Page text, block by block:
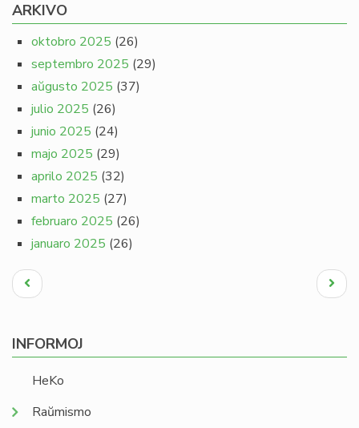
ARKIVO
oktobro 2025 (26)
septembro 2025 (29)
aŭgusto 2025 (37)
julio 2025 (26)
junio 2025 (24)
majo 2025 (29)
aprilo 2025 (32)
marto 2025 (27)
februaro 2025 (26)
januaro 2025 (26)
Pagination
Antaŭa
paĝo
Next
page
INFORMOJ
HeKo
Raŭmismo